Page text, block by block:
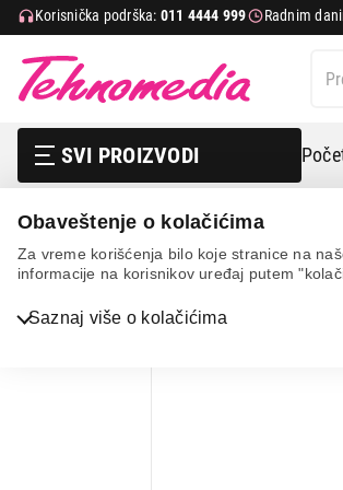
Obaveštenje o kolačićima
Za vreme korišćenja bilo koje stranice na
informacije na korisnikov uređaj putem
Saznaj više o kolačićima
Korisnička podrška: 011 4444 999 Radnim
SVI PROIZVODI
Bela tehnika
Mali kuhinjski aparati Sokovnici